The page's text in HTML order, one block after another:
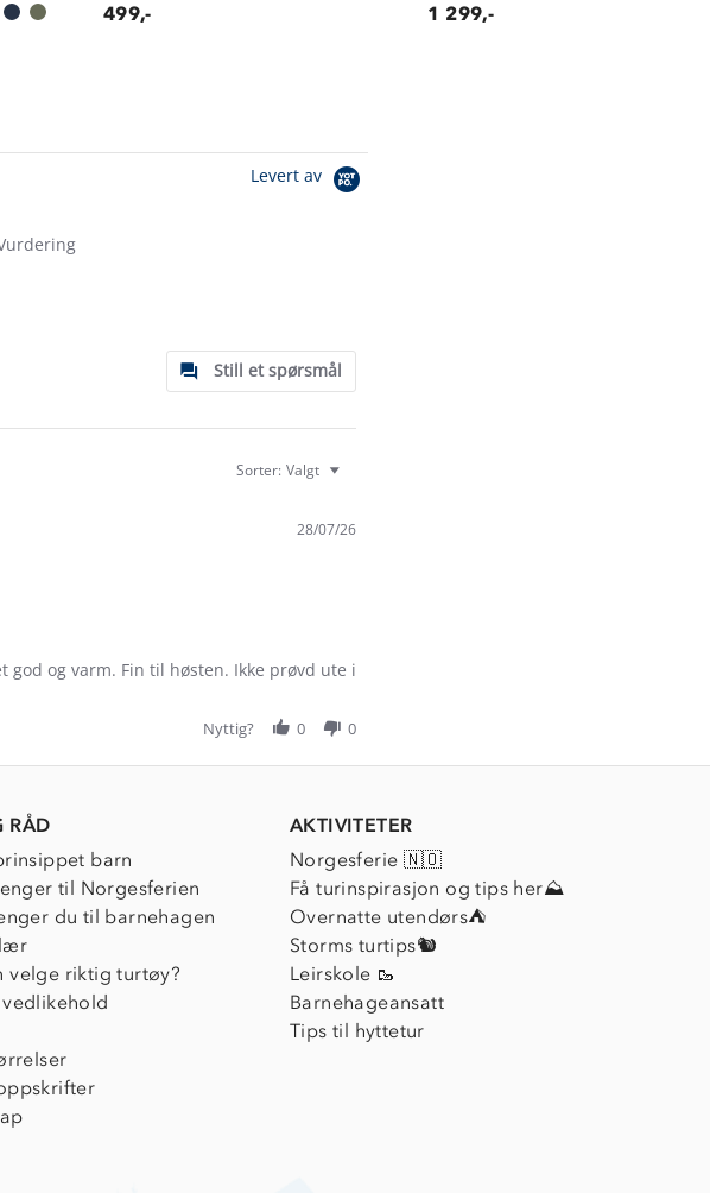
499,- 1 299,-
Levert av
Still et spørsmål
Sorter: Valgt
28/07/26
god og varm. Fin til høsten. Ikke prøvd ute i
Nyttig? 0 0
RÅD
barn
til Norgesferien
du til barnehagen
velge riktig turtøy?
vedlikehold
AKTIVITETER
Norgesferie 🇳🇴
Få turinspirasjon og tips her⛰
Overnatte utendørs⛺
Storms turtips🐿️
Leirskole 🥾
Barnehageansatt
Tips til hyttetur